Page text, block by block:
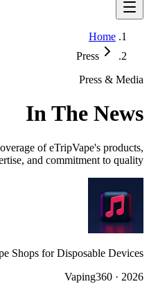
Home
Press
Press & Media
In The News
of eTripVape's products,
and commitment to quality.
Shops for Disposable Devices
Vaping360 · 2026